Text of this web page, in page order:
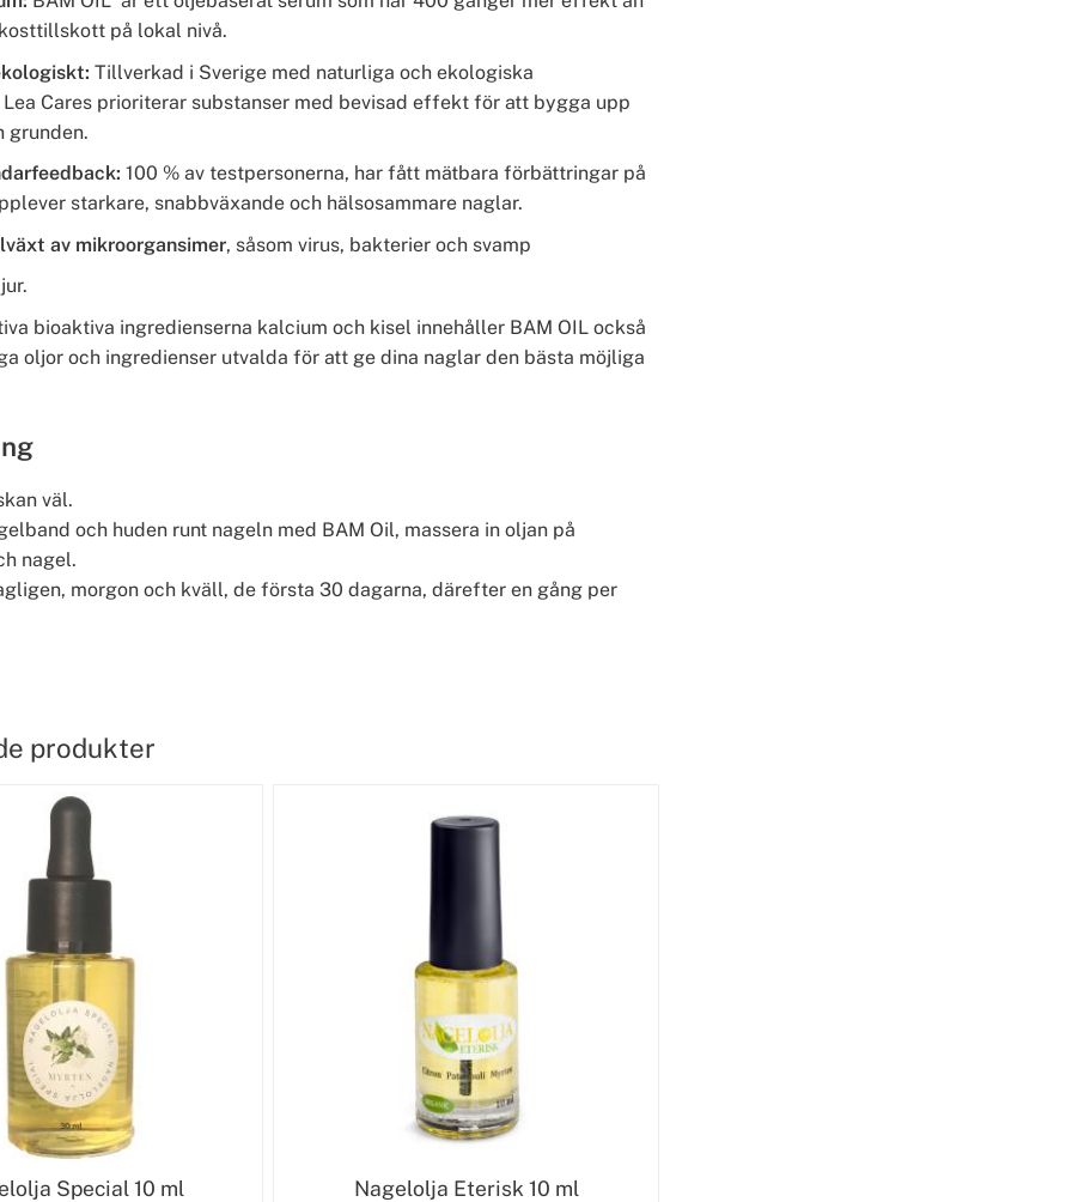
på lokal nivå.
Tillverkad i Sverige med naturliga och ekologiska
Lea Cares prioriterar substanser med bevisad effekt för att bygga upp
grunden.
100 % av testpersonerna, har fått mätbara förbättringar på
starkare, snabbväxande och hälsosammare naglar.
av mikroorgansimer, såsom virus, bakterier och svamp
bioaktiva ingredienserna kalcium och kisel innehåller BAM OIL också
oljor och ingredienser utvalda för att ge dina naglar den bästa möjliga
väl.
och huden runt nageln med BAM Oil, massera in oljan på
nagel.
morgon och kväll, de första 30 dagarna, därefter en gång per
produkter
Special 10 ml Nagelolja Eterisk 10 ml